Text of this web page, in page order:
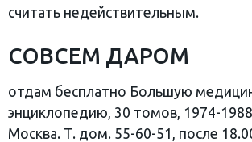
считать недействительным.
СОВСЕМ ДАРОМ
отдам бесплатно Большую
энциклопедию, 30 томов, 1974-1988
Москва. Т. дом. 55-60-51, после